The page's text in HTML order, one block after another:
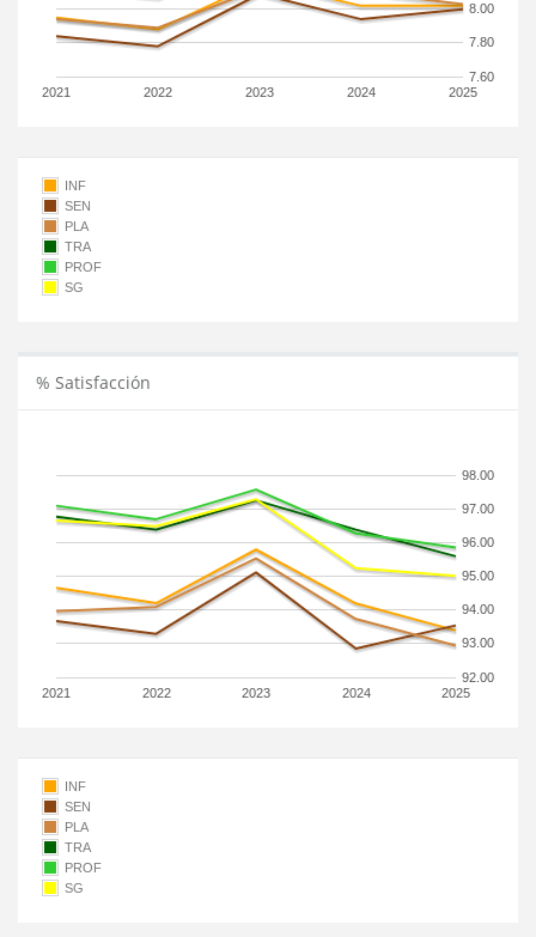
2021 2022 2023 2024 2025
7.60
7.80
8.00
INF
SEN
PLA
TRA
PROF
SG
% Satisfacción
2021 2022 2023 2024 2025
92.00
93.00
94.00
95.00
96.00
97.00
98.00
INF
SEN
PLA
TRA
PROF
SG